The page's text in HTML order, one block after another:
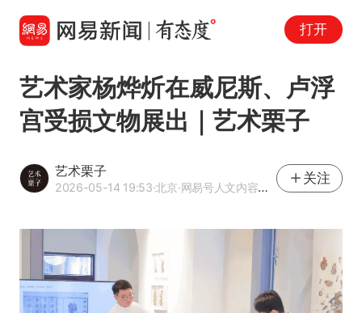
打开
艺术家杨烨炘在威尼斯、卢浮
宫受损文物展出｜艺术栗子
艺术栗子
2026-05-14 19:53·北京·网易号人文内容作者
关注